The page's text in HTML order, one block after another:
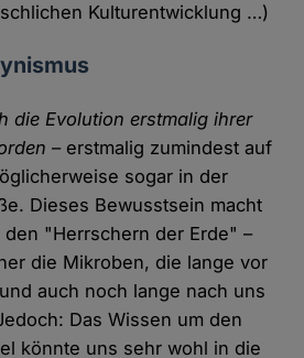
Kulturentwicklung …)
die Evolution erstmalig ihrer
– erstmalig zumindest auf
sogar in der
Dieses Bewusstsein macht
"Herrschern der Erde" –
die Mikroben, die lange vor
auch noch lange nach uns
Das Wissen um den
könnte uns sehr wohl in die